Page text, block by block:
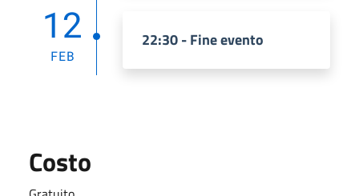
12
FEB
22:30 - Fine evento
Costo